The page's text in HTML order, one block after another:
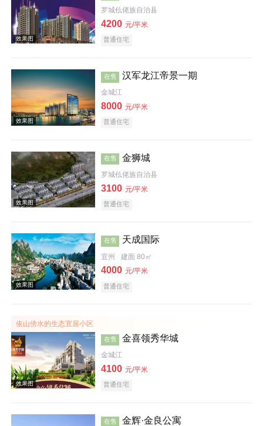
效果图
效果图
罗城仫佬族自治县
4200 元/平米
普通住宅
效果图
在售 汉军龙江帝景一期
金城江
8000 元/平米
普通住宅
在售 金狮城
罗城仫佬族自治县
3100 元/平米
普通住宅
在售 天成国际
宜州 建面 80㎡
4000 元/平米
普通住宅
依山傍水的生态宜居小区
在售 金喜领秀华城
金城江
4100 元/平米
普通住宅
在售 金辉·金良公寓